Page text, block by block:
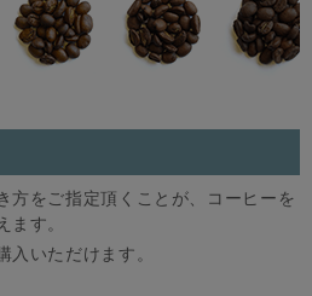
方をご指定頂くことが、コーヒーを
ます。
いただけます。